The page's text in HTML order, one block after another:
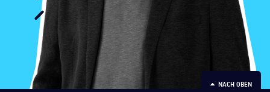
NACH OBEN